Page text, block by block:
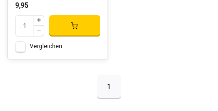
9,95
Vergleichen
1